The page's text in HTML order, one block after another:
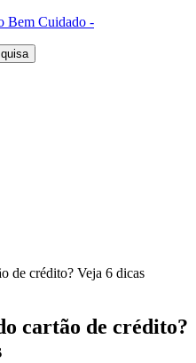
Bem Cuidado -
de crédito? Veja 6 dicas
cartão de crédito?